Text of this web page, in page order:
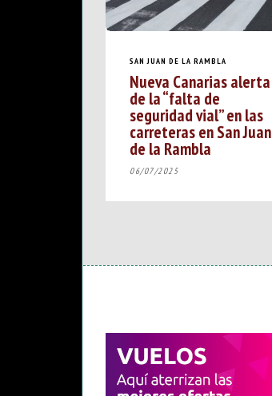
SAN JUAN DE LA RAMBLA
Nueva Canarias alerta
de la “falta de
seguridad vial” en las
carreteras en San Juan
de la Rambla
06/07/2025